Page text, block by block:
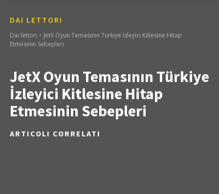
DAI LETTORI
Dai lettori
JetX Oyun Temasının Türkiye İzleyici Kitlesine Hitap
Etmesinin Sebepleri
JetX Oyun Temasının Türkiye
İzleyici Kitlesine Hitap
Etmesinin Sebepleri
ARTICOLI CORRELATI